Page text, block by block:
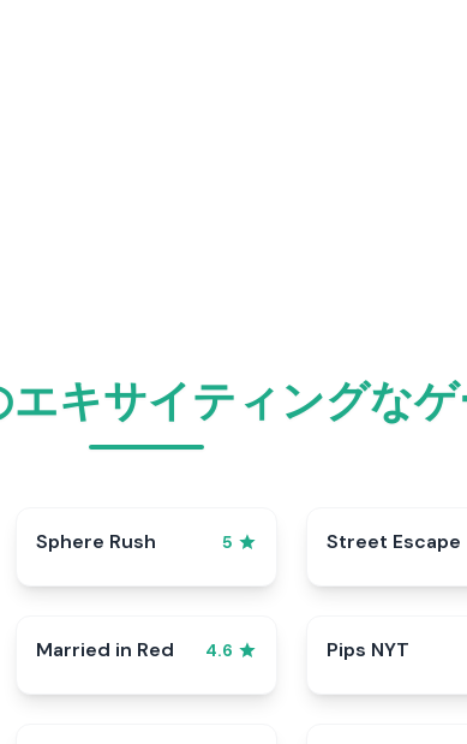
キサイティングな
Sphere Rush 5 Street Escape
Married in Red 4.6 Pips NYT